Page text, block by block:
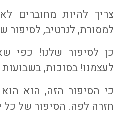
צריך להיות מחוברים
למסורת, לנרטיב, לסיפור
כן לסיפור שלנו! כפי
לעצמנו! בסוכות,
כי הסיפור הזה, הוא
חזרה לפה. הסיפור של כל